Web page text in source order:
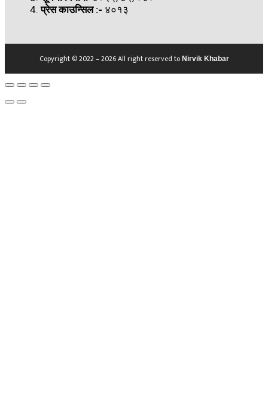
प्रेस काउन्सिल:- ४०१३
Copyright © 2022 – 2026 All right reserved to Nirvik Khabar